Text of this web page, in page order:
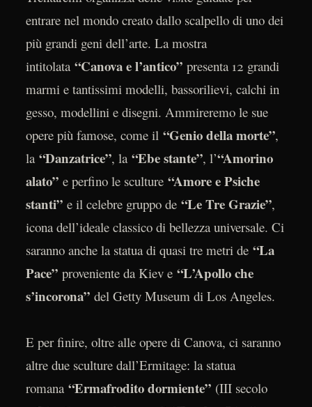
entrare nel mondo creato dallo scalpello di uno dei
più grandi geni dell’arte. La mostra
intitolata “Canova e l’antico”presenta 12 grandi
marmi e tantissimi modelli, bassorilievi, calchi in
gesso, modellini e disegni. Ammireremo le sue
opere più famose, come il “Genio della morte”,
la “Danzatrice”, la “Ebe stante”, l’“Amorino
alato”e perfino le sculture “Amore e Psiche
stanti”e il celebre gruppo de “Le Tre Grazie”,
icona dell’ideale classico di bellezza universale. Ci
saranno anche la statua di quasi tre metri de “La
Pace”proveniente da Kiev e “L’Apollo che
s’incorona”del Getty Museum di Los Angeles.
E per finire, oltre alle opere di Canova, ci saranno
altre due sculture dall’Ermitage: la statua
romana “Ermafrodito dormiente”(III secolo